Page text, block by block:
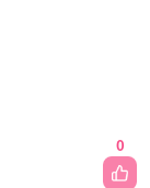
0